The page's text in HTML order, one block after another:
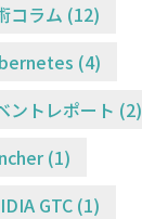
コラム (12)
(4)
ントレポート (2)
(1)
GTC (1)